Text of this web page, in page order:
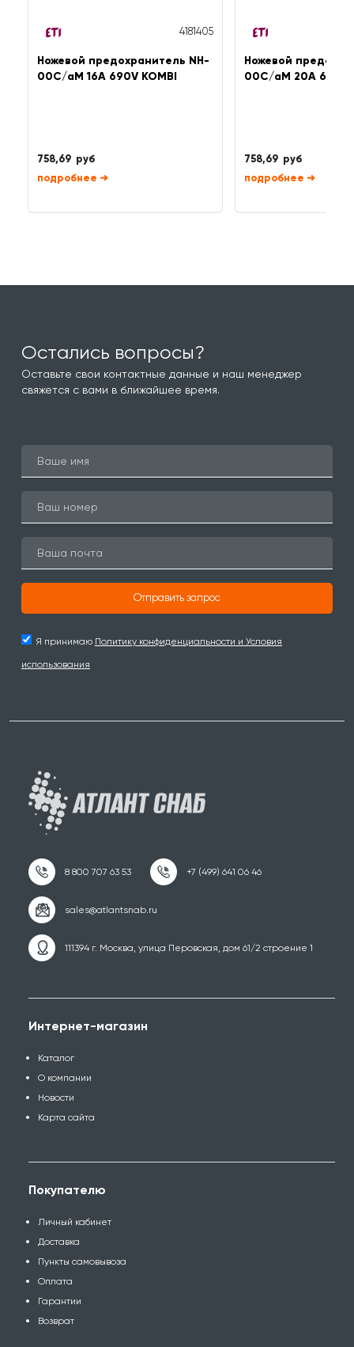
4181405
Ножевой предохранитель NH-
00C/aM 16A 690V KOMBI
758,69 руб
➜
Ножевой
00C/aM 20A 690V
758,69 руб
➜
Остались вопросы?
Оставьте свои контактные данные и наш менеджер
свяжется с вами в ближайшее время.
Отправить запрос
Я принимаю Политику конфиденциальности и Условия
использования
111394 г. Москва, улица Перовская, дом 61/2 строение 1
Интернет-магазин
Каталог
О компании
Новости
Карта сайта
Покупателю
Личный кабинет
Доставка
Пункты самовывоза
Оплата
Гарантии
Возврат